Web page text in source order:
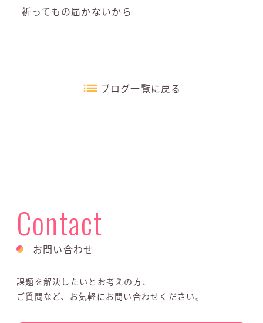
祈ってもの届かないから
ブログ一覧に戻る
Contact
お問い合わせ
課題を解決したいとお考えの方、
ご質問など、お気軽にお問い合わせください。